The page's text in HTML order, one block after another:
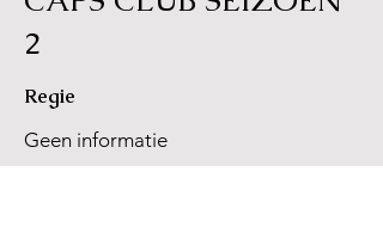
2
Regie
Geen informatie